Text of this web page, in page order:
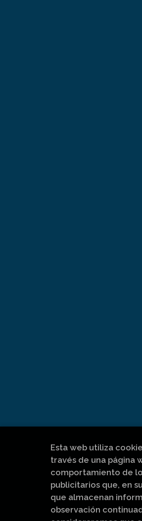
Esta web utiliza
través de una página
comportamiento de
publicitarios que, en
que almacenan
observación